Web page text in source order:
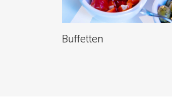
Buffetten